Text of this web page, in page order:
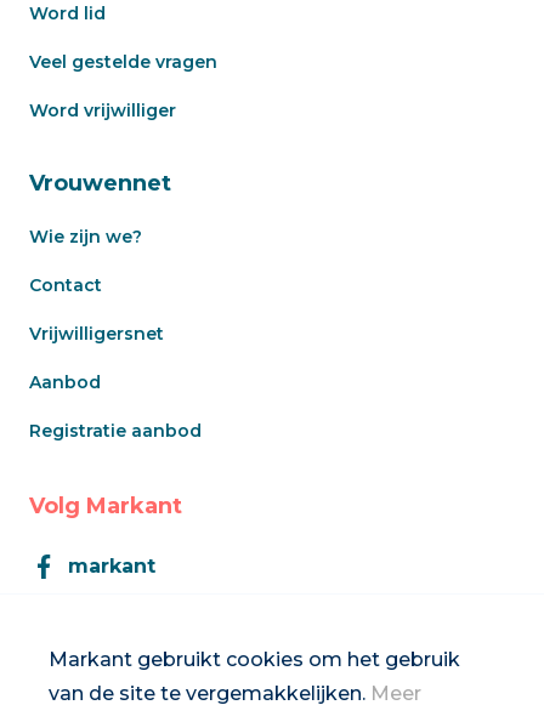
Markant gebruikt cookies om het gebruik
van de site te vergemakkelijken. Meer
Word lid
Veel gestelde vragen
Word vrijwilliger
Vrouwennet
Wie zijn we?
Contact
Vrijwilligersnet
Aanbod
Registratie aanbod
Volg Markant
markant